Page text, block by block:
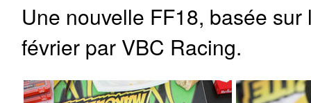
Une nouvelle FF18, basée
février par VBC Racing.